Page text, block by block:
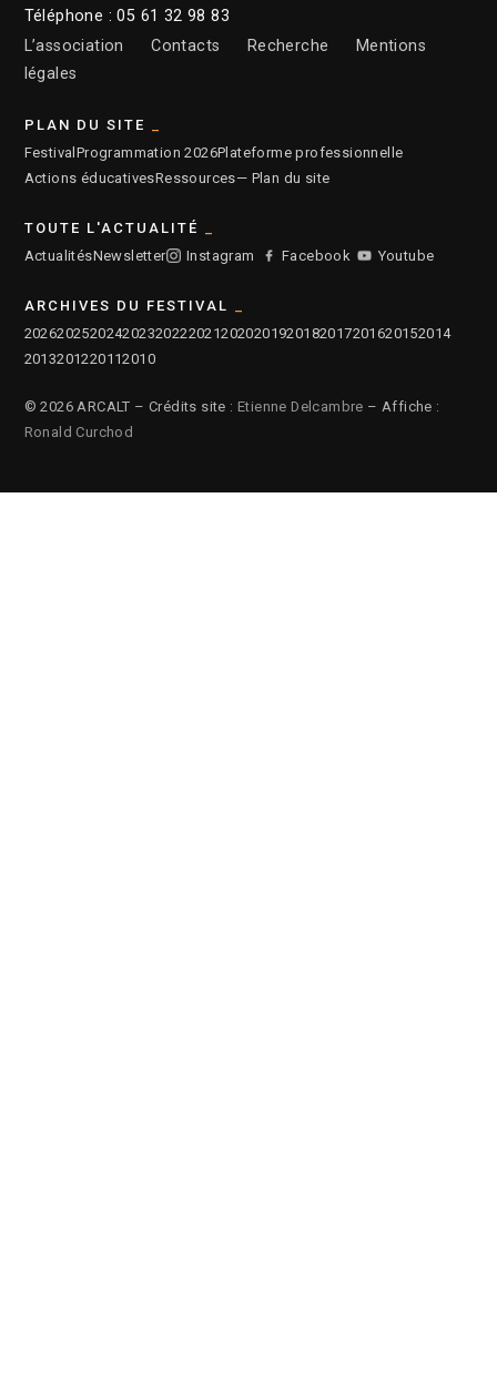
Téléphone : 05 61 32 98 83
L’association
Contacts Recherche
Mentions
légales
PLAN DU SITE
Festival Programmation 2026Plateforme professionnelle
Actions éducativesRessources— Plan du site
TOUTE L'ACTUALITÉ
ActualitésNewsletter Instagram Facebook Youtube
ARCHIVES DU FESTIVAL
2026202520242023202220212020201920182017201620152014
2013201220112010
© 2026 ARCALT – Crédits site : Etienne Delcambre – Affiche :
Ronald Curchod